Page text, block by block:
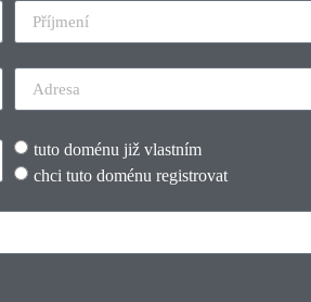
tuto doménu již vlastním
chci tuto doménu registrovat